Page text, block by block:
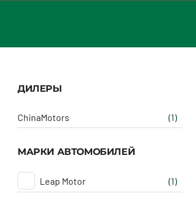
ДИЛЕРЫ
ChinaMotors (1)
МАРКИ АВТОМОБИЛЕЙ
Leap Motor (1)